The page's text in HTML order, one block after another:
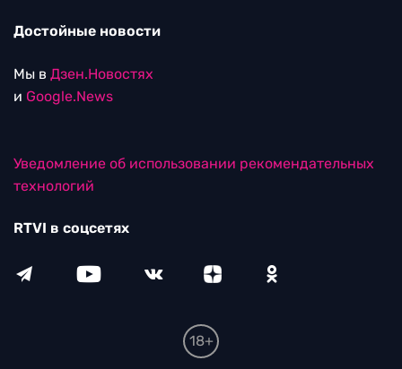
Достойные новости
Мы в Дзен.Новостях
и Google.News
Уведомление об использовании рекомендательных
технологий
RTVI в соцсетях
18+